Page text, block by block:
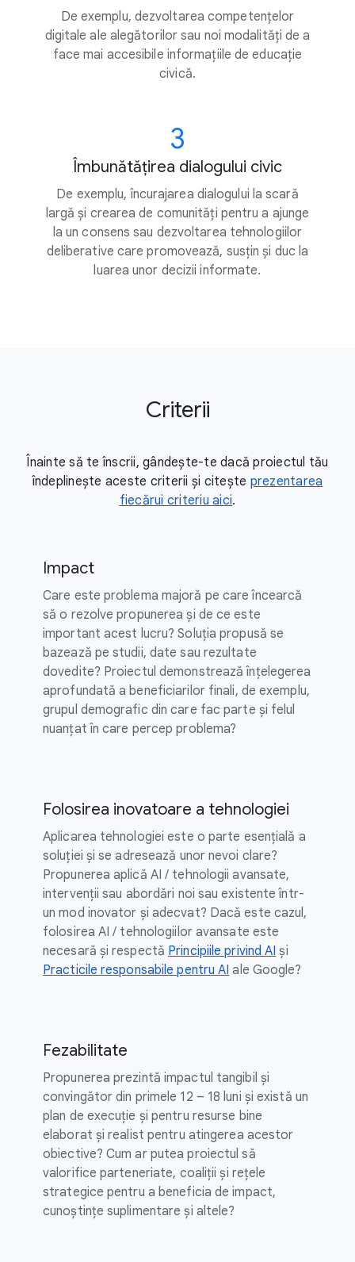
De exemplu, dezvoltarea competențelor
digitale ale alegătorilor sau noi modalități de a
face mai accesibile informațiile de educație
civică.
3
Îmbunătățirea dialogului civic
De exemplu, încurajarea dialogului la scară
largă și crearea de comunități pentru a ajunge
la un consens sau dezvoltarea tehnologiilor
deliberative care promovează, susțin și duc la
luarea unor decizii informate.
Criterii
Înainte să te înscrii, gândește-te dacă proiectul tău
îndeplinește aceste criterii și citește prezentarea
fiecărui criteriu aici.
Impact
Care este problema majoră pe care încearcă
să o rezolve propunerea și de ce este
important acest lucru? Soluția propusă se
bazează pe studii, date sau rezultate
dovedite? Proiectul demonstrează înțelegerea
aprofundată a beneficiarilor finali, de exemplu,
grupul demografic din care fac parte și felul
nuanțat în care percep problema?
Folosirea inovatoare a tehnologiei
Aplicarea tehnologiei este o parte esențială a
soluției și se adresează unor nevoi clare?
Propunerea aplică AI / tehnologii avansate,
intervenții sau abordări noi sau existente într-
un mod inovator și adecvat? Dacă este cazul,
folosirea AI / tehnologiilor avansate este
necesară și respectă Principiile privind AI și
Practicile responsabile pentru AI ale Google?
Fezabilitate
Propunerea prezintă impactul tangibil și
convingător din primele 12 – 18 luni și există un
plan de execuție și pentru resurse bine
elaborat și realist pentru atingerea acestor
obiective? Cum ar putea proiectul să
valorifice parteneriate, coaliții și rețele
strategice pentru a beneficia de impact,
cunoștințe suplimentare și altele?